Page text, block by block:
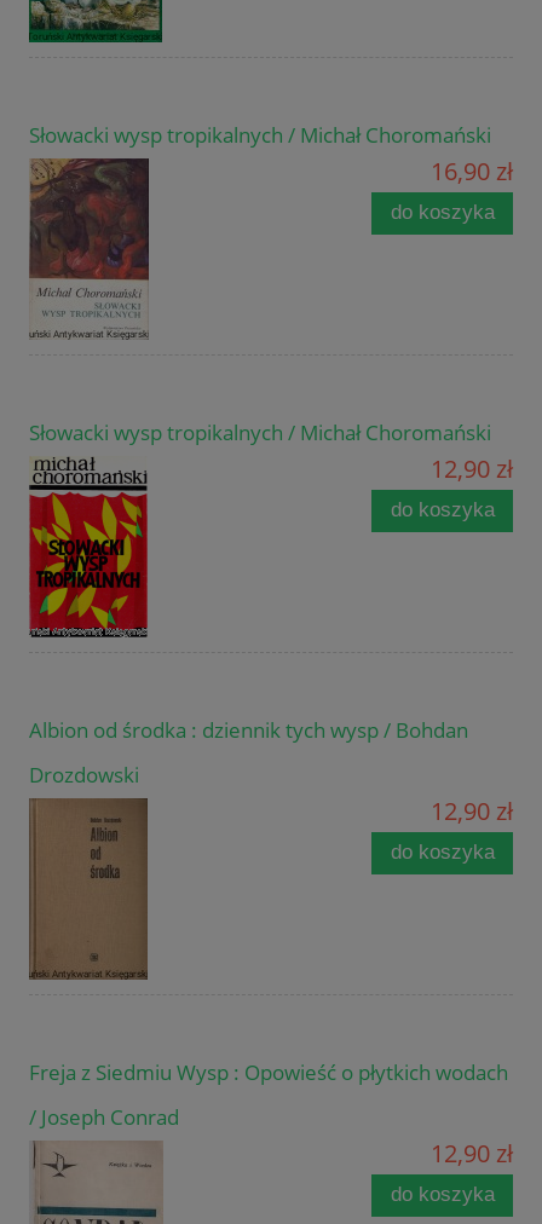
Słowacki wysp tropikalnych / Michał Choromański
16,90 zł
do koszyka
Słowacki wysp tropikalnych / Michał Choromański
12,90 zł
do koszyka
Albion od środka : dziennik tych wysp / Bohdan
Drozdowski
12,90 zł
do koszyka
Freja z Siedmiu Wysp : Opowieść o płytkich wodach
/ Joseph Conrad
12,90 zł
do koszyka